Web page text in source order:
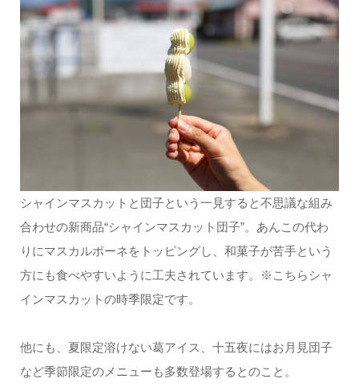
シャインマスカットと団子という一見すると不思議な組み
合わせの新商品“シャインマスカット団子”。あんこの代わ
りにマスカルポーネをトッピングし、和菓子が苦手という
方にも食べやすいように工夫されています。※こちらシャ
インマスカットの時季限定です。
他にも、夏限定溶けない葛アイス、十五夜にはお月見団子
など季節限定のメニューも多数登場するとのこと。